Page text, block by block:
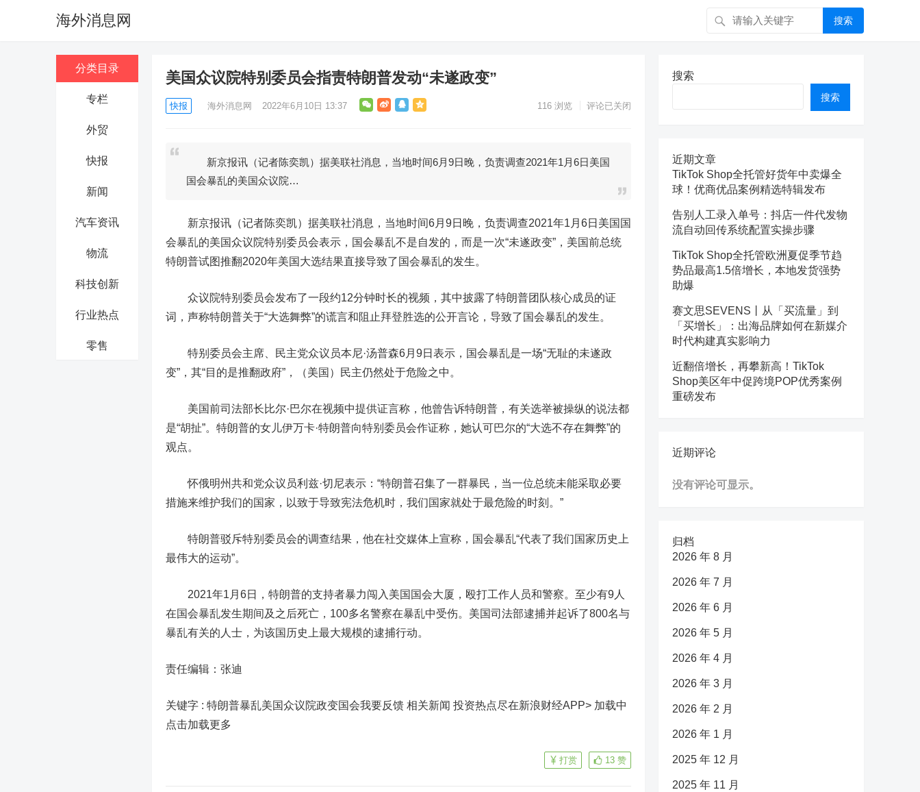
海外消息网 搜索
分类目录
专栏
外贸
快报
新闻
汽车资讯
物流
科技创新
行业热点
零售
美国众议院特别委员会指责特朗普发动“未遂政变”
快报 海外消息网 2022年6月10日 13:37 116 浏览 评论已关闭
新京报讯（记者陈奕凯）据美联社消息，当地时间6月9日晚，负责调查2021年1月6日美国
国会暴乱的美国众议院…
新京报讯（记者陈奕凯）据美联社消息，当地时间6月9日晚，负责调查2021年1月6日美国国
会暴乱的美国众议院特别委员会表示，国会暴乱不是自发的，而是一次“未遂政变”，美国前总统
特朗普试图推翻2020年美国大选结果直接导致了国会暴乱的发生。
众议院特别委员会发布了一段约12分钟时长的视频，其中披露了特朗普团队核心成员的证
词，声称特朗普关于“大选舞弊”的谎言和阻止拜登胜选的公开言论，导致了国会暴乱的发生。
特别委员会主席、民主党众议员本尼·汤普森6月9日表示，国会暴乱是一场“无耻的未遂政
变”，其“目的是推翻政府”，（美国）民主仍然处于危险之中。
美国前司法部长比尔·巴尔在视频中提供证言称，他曾告诉特朗普，有关选举被操纵的说法都
是“胡扯”。特朗普的女儿伊万卡·特朗普向特别委员会作证称，她认可巴尔的“大选不存在舞弊”的
观点。
怀俄明州共和党众议员利兹·切尼表示：“特朗普召集了一群暴民，当一位总统未能采取必要
措施来维护我们的国家，以致于导致宪法危机时，我们国家就处于最危险的时刻。”
特朗普驳斥特别委员会的调查结果，他在社交媒体上宣称，国会暴乱“代表了我们国家历史上
最伟大的运动”。
2021年1月6日，特朗普的支持者暴力闯入美国国会大厦，殴打工作人员和警察。至少有9人
在国会暴乱发生期间及之后死亡，100多名警察在暴乱中受伤。美国司法部逮捕并起诉了800名与
暴乱有关的人士，为该国历史上最大规模的逮捕行动。
责任编辑：张迪
关键字 : 特朗普暴乱美国众议院政变国会我要反馈 相关新闻 投资热点尽在新浪财经APP> 加载中
点击加载更多
13 赞
打赏
搜索
搜索
近期文章
TikTok Shop全托管好货年中卖爆全
球！优商优品案例精选特辑发布
告别人工录入单号：抖店一件代发物
流自动回传系统配置实操步骤
TikTok Shop全托管欧洲夏促季节趋
势品最高1.5倍增长，本地发货强势
助爆
赛文思SEVENS丨从「买流量」到
「买增长」：出海品牌如何在新媒介
时代构建真实影响力
近翻倍增长，再攀新高！TikTok
Shop美区年中促跨境POP优秀案例
重磅发布
近期评论
没有评论可显示。
归档
2026 年 8 月
2026 年 7 月
2026 年 6 月
2026 年 5 月
2026 年 4 月
2026 年 3 月
2026 年 2 月
2026 年 1 月
2025 年 12 月
2025 年 11 月